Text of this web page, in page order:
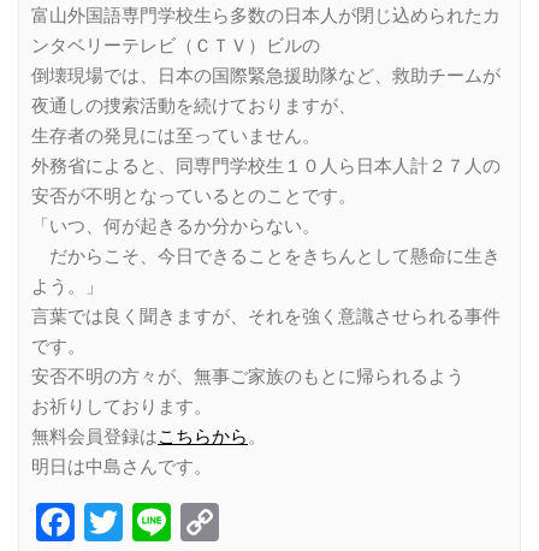
富山外国語専門学校生ら多数の日本人が閉じ込められたカ
ンタベリーテレビ（ＣＴＶ）ビルの
倒壊現場では、日本の国際緊急援助隊など、救助チームが
夜通しの捜索活動を続けておりますが、
生存者の発見には至っていません。
外務省によると、同専門学校生１０人ら日本人計２７人の
安否が不明となっているとのことです。
「いつ、何が起きるか分からない。
だからこそ、今日できることをきちんとして懸命に生き
よう。」
言葉では良く聞きますが、それを強く意識させられる事件
です。
安否不明の方々が、無事ご家族のもとに帰られるよう
お祈りしております。
無料会員登録はこちらから。
明日は中島さんです。
Facebook
Twitter
Line